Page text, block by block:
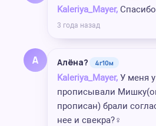
Kaleriya_Mayer,
3 года назад
А Алёна? 4г10м
Kaleriya_Mayer, У меня
прописывали
прописан) брали
нее и свекра?‍♀️